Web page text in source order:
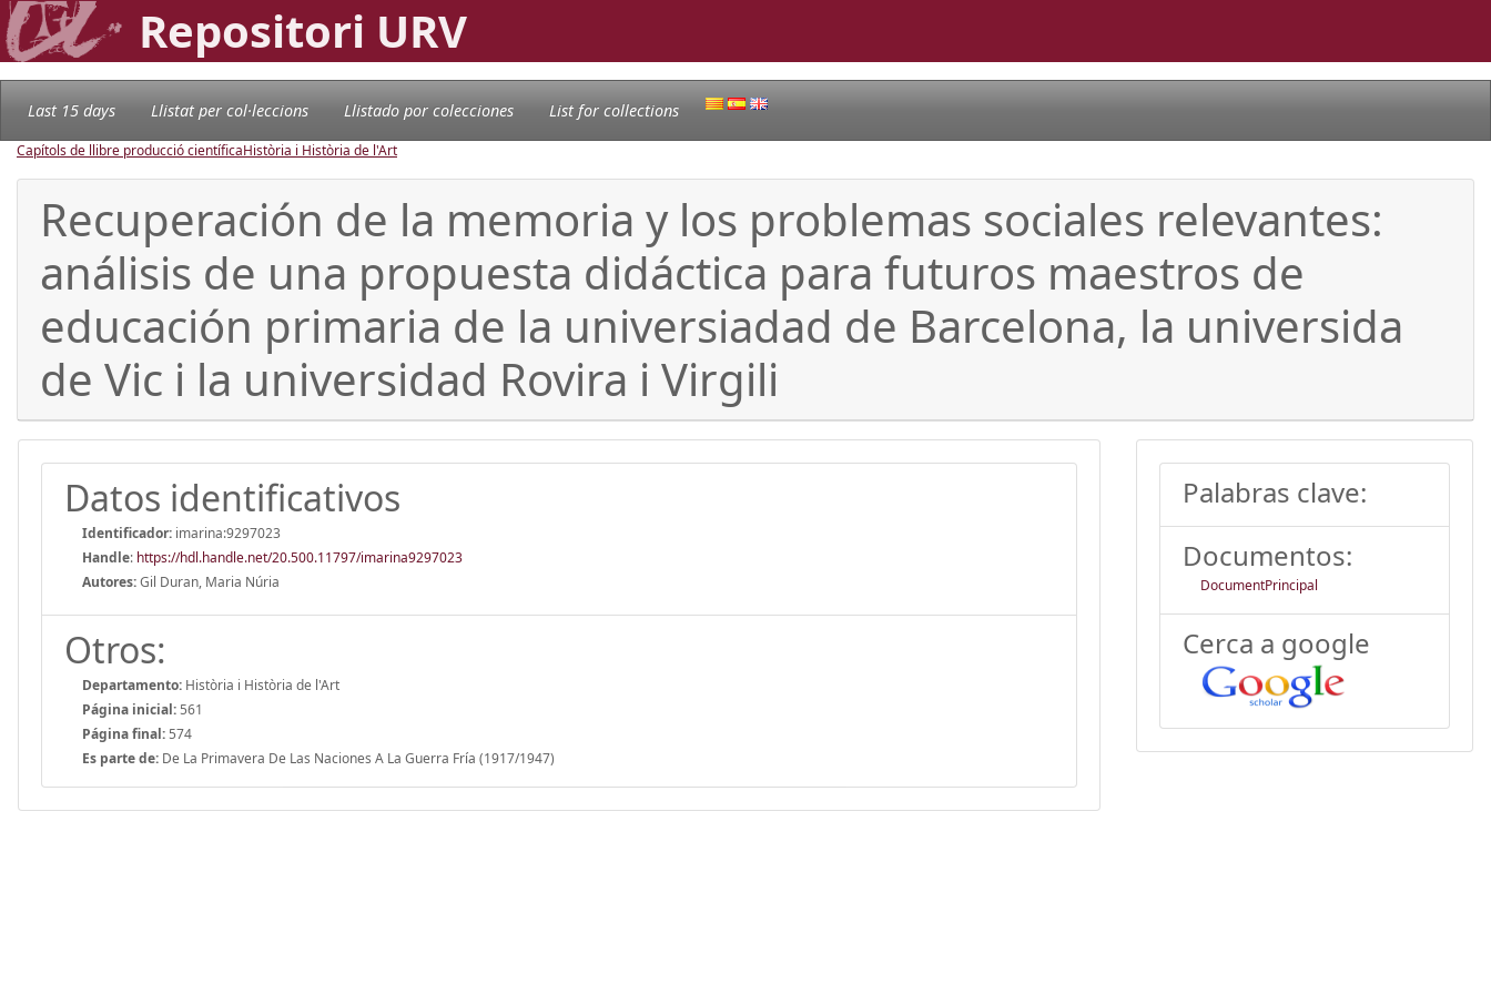
Repositori URV
Last 15 days Llistat per col·leccions Llistado por colecciones List for collections
Capítols de llibre producció científicaHistòria i Història de l'Art
Recuperación de la memoria y los problemas sociales relevantes:
análisis de una propuesta didáctica para futuros maestros de
educación primaria de la universiadad de Barcelona, la universida
de Vic i la universidad Rovira i Virgili
Datos identificativos
Identificador: imarina:9297023
Handle: https://hdl.handle.net/20.500.11797/imarina9297023
Autores:Gil Duran, Maria Núria
Otros:
Departamento: Història i Història de l'Art
Página inicial: 561
Página final: 574
Es parte de: De La Primavera De Las Naciones A La Guerra Fría (1917/1947)
Palabras clave:
Documentos:
DocumentPrincipal
Cerca a google